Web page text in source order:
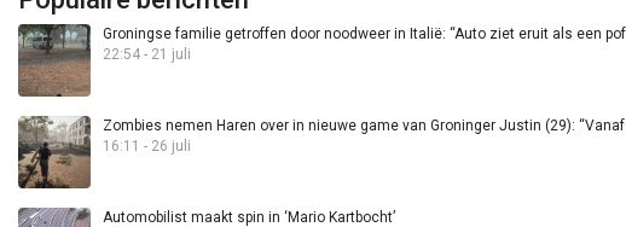
Groningse familie getroffen door noodweer in Italië: “Auto ziet eruit als een
22:54 - 21 juli
Zombies nemen Haren over in nieuwe game van Groninger Justin (29):
16:11 - 26 juli
Automobilist maakt spin in ‘Mario Kartbocht’